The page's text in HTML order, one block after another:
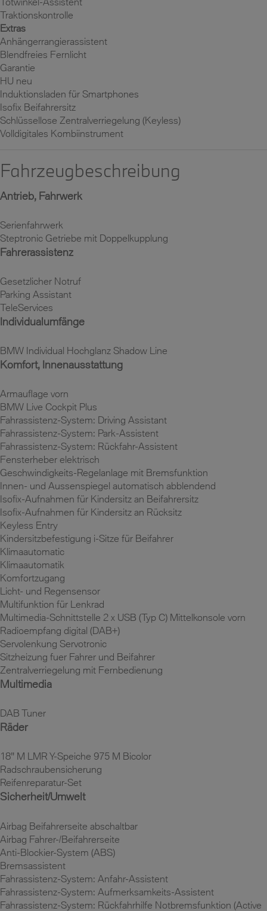
Traktionskontrolle
Extras
Anhängerrangierassistent
Blendfreies Fernlicht
Garantie
HU neu
Induktionsladen für Smartphones
Isofix Beifahrersitz
Schlüssellose Zentralverriegelung (Keyless)
Volldigitales Kombiinstrument
Fahrzeugbeschreibung
Antrieb, Fahrwerk
Serienfahrwerk
Steptronic Getriebe mit Doppelkupplung
Fahrerassistenz
Gesetzlicher Notruf
Parking Assistant
TeleServices
Individualumfänge
BMW Individual Hochglanz Shadow Line
Komfort, Innenausstattung
Armauflage vorn
BMW Live Cockpit Plus
Fahrassistenz-System: Driving Assistant
Fahrassistenz-System: Park-Assistent
Fahrassistenz-System: Rückfahr-Assistent
Fensterheber elektrisch
Geschwindigkeits-Regelanlage mit Bremsfunktion
Innen- und Aussenspiegel automatisch abblendend
Isofix-Aufnahmen für Kindersitz an Beifahrersitz
Isofix-Aufnahmen für Kindersitz an Rücksitz
Keyless Entry
Kindersitzbefestigung i-Sitze für Beifahrer
Klimaautomatic
Klimaautomatik
Komfortzugang
Licht- und Regensensor
Multifunktion für Lenkrad
Multimedia-Schnittstelle 2 x USB (Typ C) Mittelkonsole vorn
Radioempfang digital (DAB+)
Servolenkung Servotronic
Sitzheizung fuer Fahrer und Beifahrer
Zentralverriegelung mit Fernbedienung
Multimedia
DAB Tuner
Räder
18" M LMR Y-Speiche 975 M Bicolor
Radschraubensicherung
Reifenreparatur-Set
Sicherheit/Umwelt
Airbag Beifahrerseite abschaltbar
Airbag Fahrer-/Beifahrerseite
Anti-Blockier-System (ABS)
Bremsassistent
Fahrassistenz-System: Anfahr-Assistent
Fahrassistenz-System: Aufmerksamkeits-Assistent
Fahrassistenz-System: Rückfahrhilfe Notbremsfunktion (Active